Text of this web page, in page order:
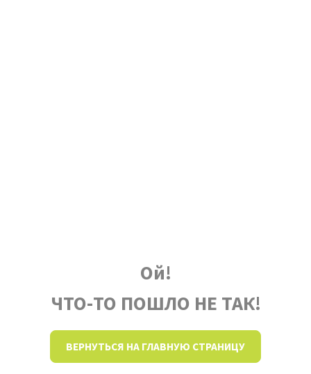
Ой!
ЧТО-ТО ПОШЛО НЕ ТАК!
ВЕРНУТЬСЯ НА ГЛАВНУЮ СТРАНИЦУ